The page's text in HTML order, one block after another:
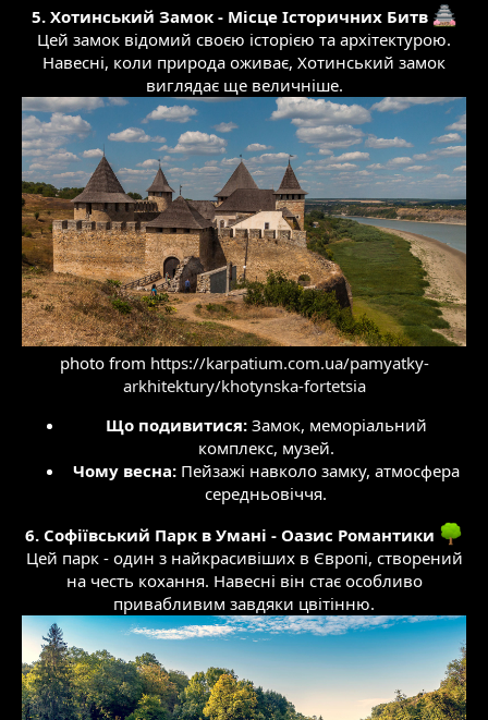
5. Хотинський Замок - Місце Історичних Битв
Цей замок відомий своєю історією та архітектурою.
Навесні, коли природа оживає, Хотинський замок
виглядає ще величніше.
photo from https://karpatium.com.ua/pamyatky-
arkhitektury/khotynska-fortetsia
Що подивитися:Замок, меморіальний
комплекс, музей.​
Чому весна:Пейзажі навколо замку, атмосфера
середньовіччя.​
6. Софіївський Парк в Умані - Оазис Романтики
Цей парк - один з найкрасивіших в Європі, створений
на честь кохання. Навесні він стає особливо
привабливим завдяки цвітінню.